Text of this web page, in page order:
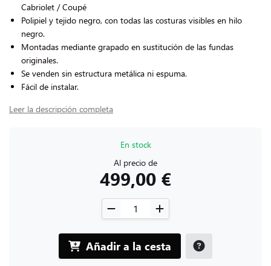
Cabriolet / Coupé
Polipiel y tejido negro, con todas las costuras visibles en hilo
negro.
Montadas mediante grapado en sustitución de las fundas
originales.
Se venden sin estructura metálica ni espuma.
Fácil de instalar.
Leer la descripción completa
En stock
Al precio de
499,00 €
Añadir a la cesta